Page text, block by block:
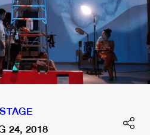
STAGE
24, 2018